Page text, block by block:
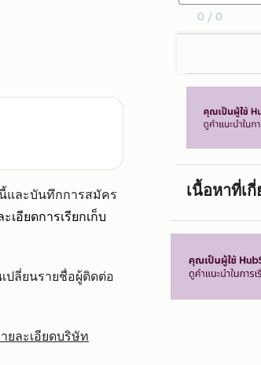
และบันทึกการสมัคร
เอียดการเรียกเก็บ
ปลี่ยนรายชื่อผู้ติดต่อ
ยละเอียดบริษัท
0 / 0
เนื้อหาที่เ